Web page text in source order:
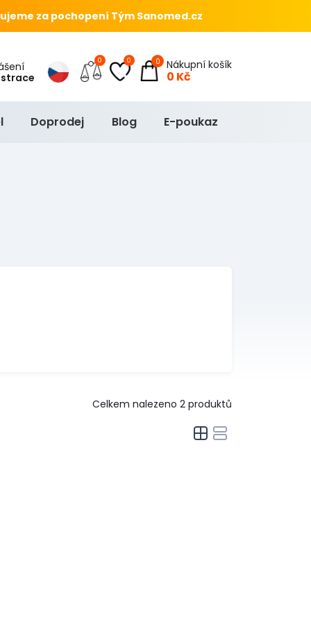
za pochopení Tým Sanomed.cz
0 0 Nákupní košík
0 Kč
0
Doprodej Blog E-poukaz
Celkem nalezeno 2 produktů